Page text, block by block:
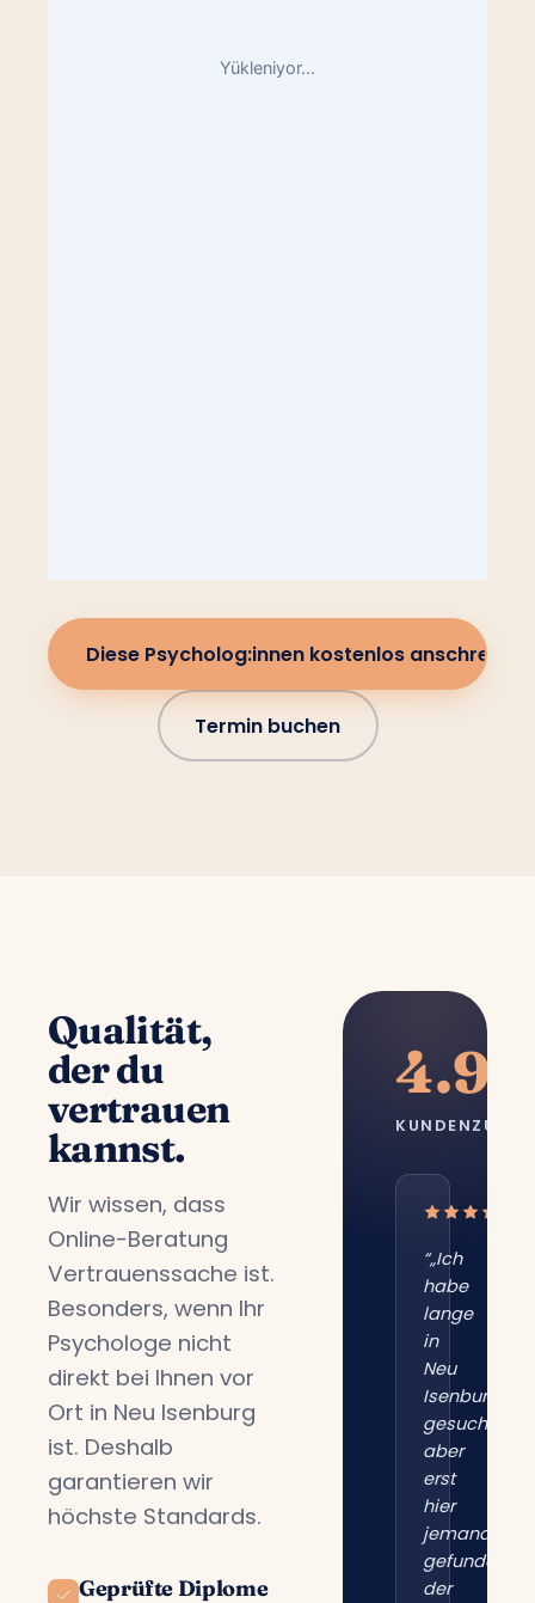
Diese Psycholog:innen kostenlos anschreiben
Termin buchen
Qualität,
der du
vertrauen
kannst.
Wir wissen, dass
Online-Beratung
Vertrauenssache ist.
Besonders, wenn Ihr
Psychologe nicht
direkt bei Ihnen vor
Ort in Neu Isenburg
ist. Deshalb
garantieren wir
höchste Standards.
Geprüfte Diplome
4.9/
“„Ich
habe
lange
in
Neu
Isenburg
gesucht,
aber
erst
hier
jemanden
gefunden,
der